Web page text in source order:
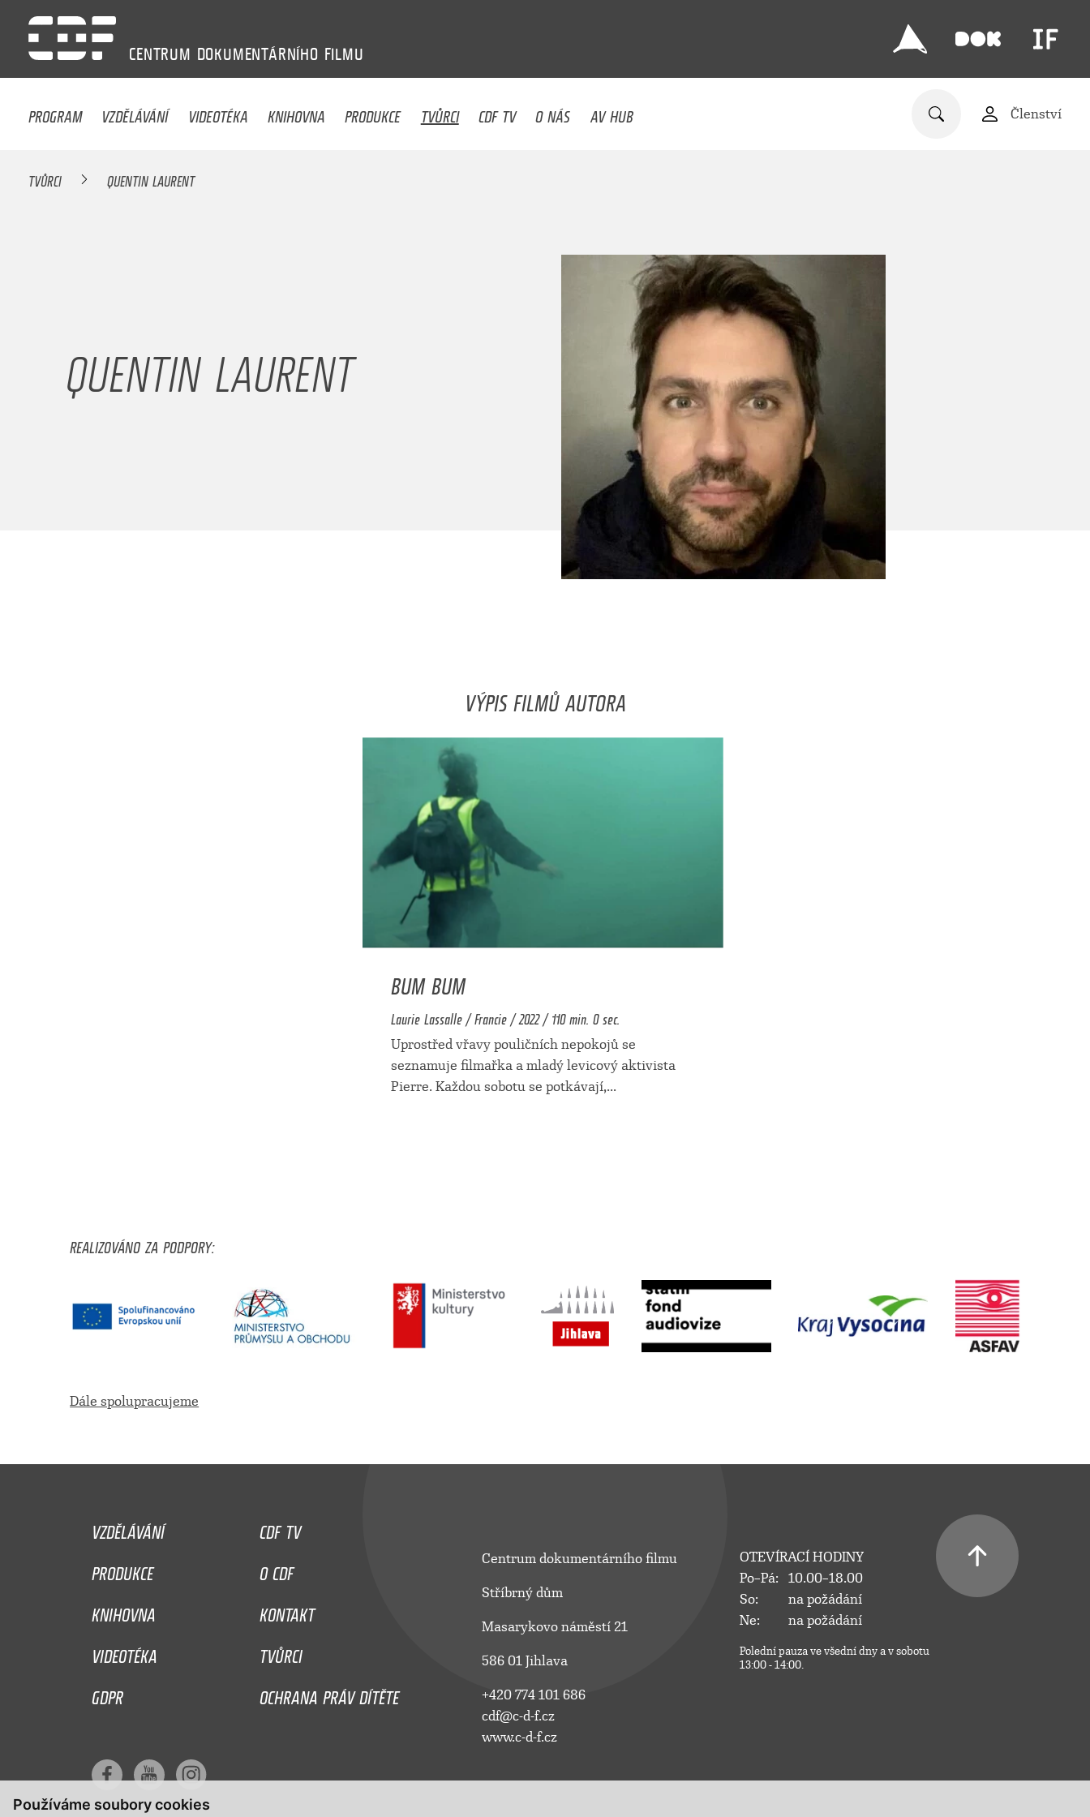
Používáme soubory cookies
CENTRUM DOKUMENTÁRNÍHO FILMU
PROGRAM VZDĚLÁVÁNÍ VIDEOTÉKA KNIHOVNA PRODUKCE TVŮRCI CDF TV O NÁS AV HUB Členství
TVŮRCI QUENTIN LAURENT
QUENTIN LAURENT
VÝPIS FILMŮ AUTORA
BUM BUM
Laurie Lassalle / Francie / 2022 / 110 min. 0 sec.
Uprostřed vřavy pouličních nepokojů se
seznamuje filmařka a mladý levicový aktivista
Pierre. Každou sobotu se potkávají,...
REALIZOVÁNO ZA PODPORY:
Dále spolupracujeme
VZDĚLÁVÁNÍ
CDF TV
PRODUKCE
O CDF
KNIHOVNA
KONTAKT
VIDEOTÉKA
TVŮRCI
GDPR
OCHRANA PRÁV DÍTĚTE
Centrum dokumentárního filmu
Stříbrný dům
Masarykovo náměstí 21
586 01 Jihlava
+420 774 101 686
cdf@c-d-f.cz
www.c-d-f.cz
OTEVÍRACÍ HODINY
Po–Pá:
10.00–18.00
So:
na požádání
Ne:
na požádání
Polední pauza ve všední dny a v sobotu
13:00 - 14:00.